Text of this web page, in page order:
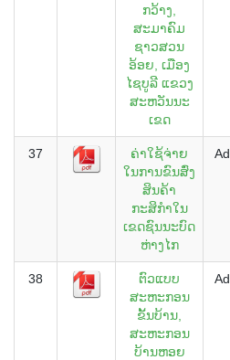
ກວ້າງ,
ສະມາຄົມ
ຊາວສວນ
ອ້ອຍ, ເມືອງ
ໄຊບູລີ ແຂວງ
ສະຫວັນນະ
ເຂດ
37
ຄ່າໃຊ້ຈ່າຍ
ໃນການຂົນສົ່ງ
ສິນຄ້າ
ກະສິກຳໃນ
ເຂດຊົນນະບົດ
ຫ່າງໄກ
38
ຕົວແບບ
ສະຫະກອນ
ຂັ້ນບ້ານ,
ສະຫະກອນ
ບ້ານຫອຍ